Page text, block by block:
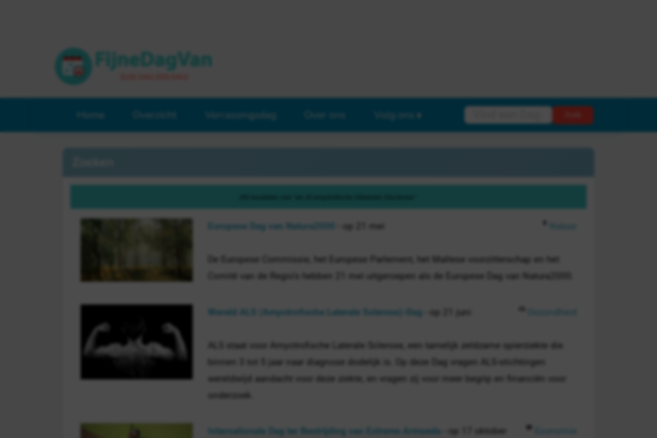
Home Overzicht Verrassingsdag Over ons Volg ons
Europese Dag van Natura2000 - op 21 mei
De Europese Commissie, het Europese Parlement, het Maltese voorzitterschap en het
Comité van de Regio’s hebben 21 mei uitgeroepen als de Europese Dag van Natura2000.
Wereld ALS (Amyotrofische Laterale Sclerose)-Dag - op 21 juni
ALS staat voor Amyotrofische Laterale Sclerose, een tamelijk zeldzame spierziekte die
binnen 3 tot 5 jaar naar diagnose dodelijk is. Op deze Dag vragen ALS-stichtingen
wereldwijd aandacht voor deze ziekte, en vragen zij voor meer begrip en financiën voor
onderzoek.
Internationale Dag ter Bestrijding van Extreme Armoede - op 17 oktober